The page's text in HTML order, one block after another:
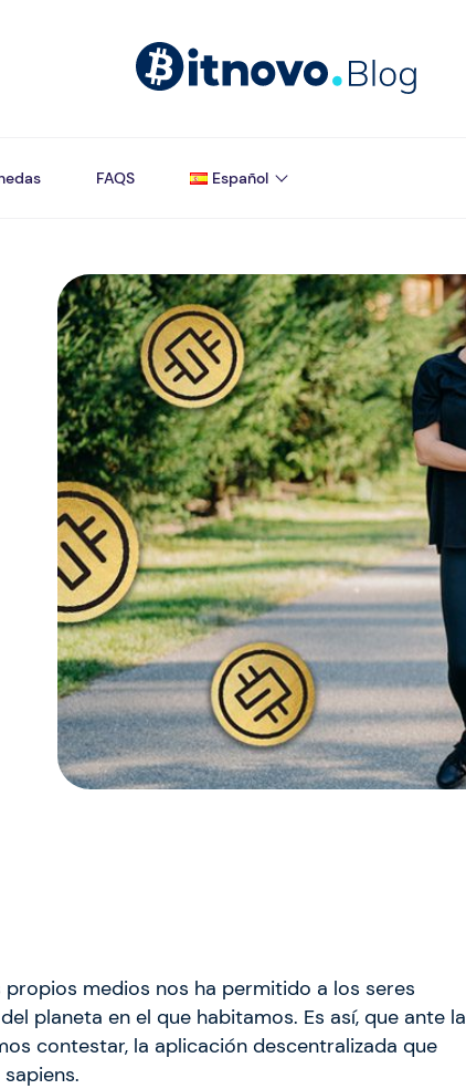
FAQS Español
medios nos ha permitido a los seres
planeta en el que habitamos. Es así, que ante la
contestar, la aplicación descentralizada que